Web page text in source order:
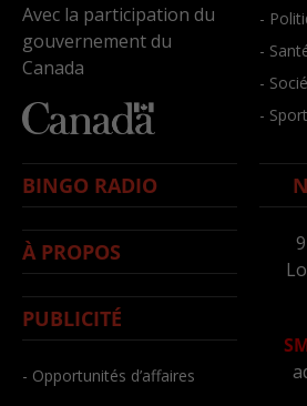
Avec la participation du
gouvernement du
Canada
-
-
-
-
BINGO RADIO
À PROPOS
PUBLICITÉ
- Opportunités d’affaires